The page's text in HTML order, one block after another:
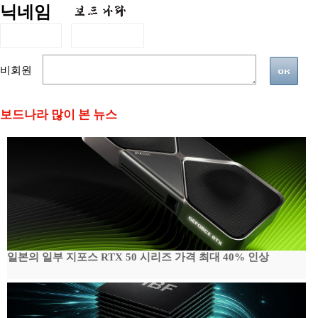
닉네임
비회원
보드나라 많이 본 뉴스
일본의 일부 지포스 RTX 50 시리즈 가격 최대 40% 인상